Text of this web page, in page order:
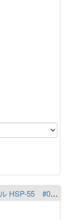
TIEMCO ヴァジュラ フッキングスペシャル HSP-55 #03 ピンク